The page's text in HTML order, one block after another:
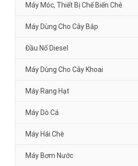
Máy Móc, Thiết Bị Chế Biến Chè
Máy Dùng Cho Cây Bắp
Đầu Nổ Diesel
Máy Dùng Cho Cây Khoai
Máy Rang Hạt
Máy Dò Cá
Máy Hái Chè
Máy Bơm Nước